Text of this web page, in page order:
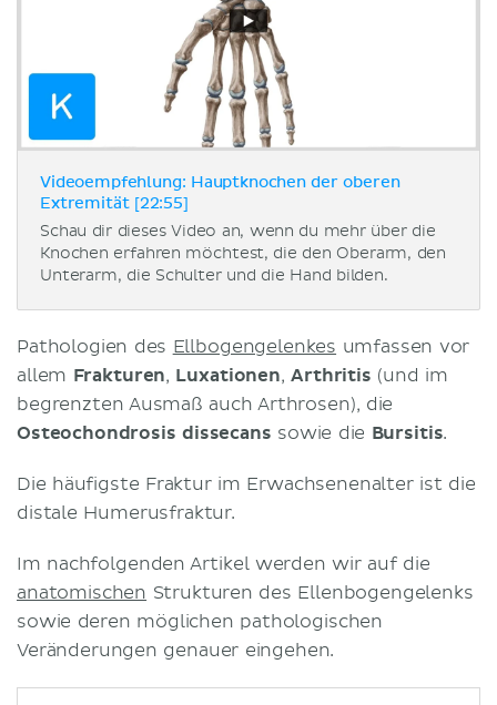
Videoempfehlung: Hauptknochen der oberen
Extremität [22:55]
Schau dir dieses Video an, wenn du mehr über die
Knochen erfahren möchtest, die den Oberarm, den
Unterarm, die Schulter und die Hand bilden.
Pathologien des Ellbogengelenkes umfassen vor
allem Frakturen, Luxationen,Arthritis (und im
begrenzten Ausmaß auch Arthrosen), die
Osteochondrosis dissecans sowie die Bursitis.
Die häufigste Fraktur im Erwachsenenalter ist die
distale Humerusfraktur.
Im nachfolgenden Artikel werden wir auf die
anatomischen Strukturen des Ellenbogengelenks
sowie deren möglichen pathologischen
Veränderungen genauer eingehen.